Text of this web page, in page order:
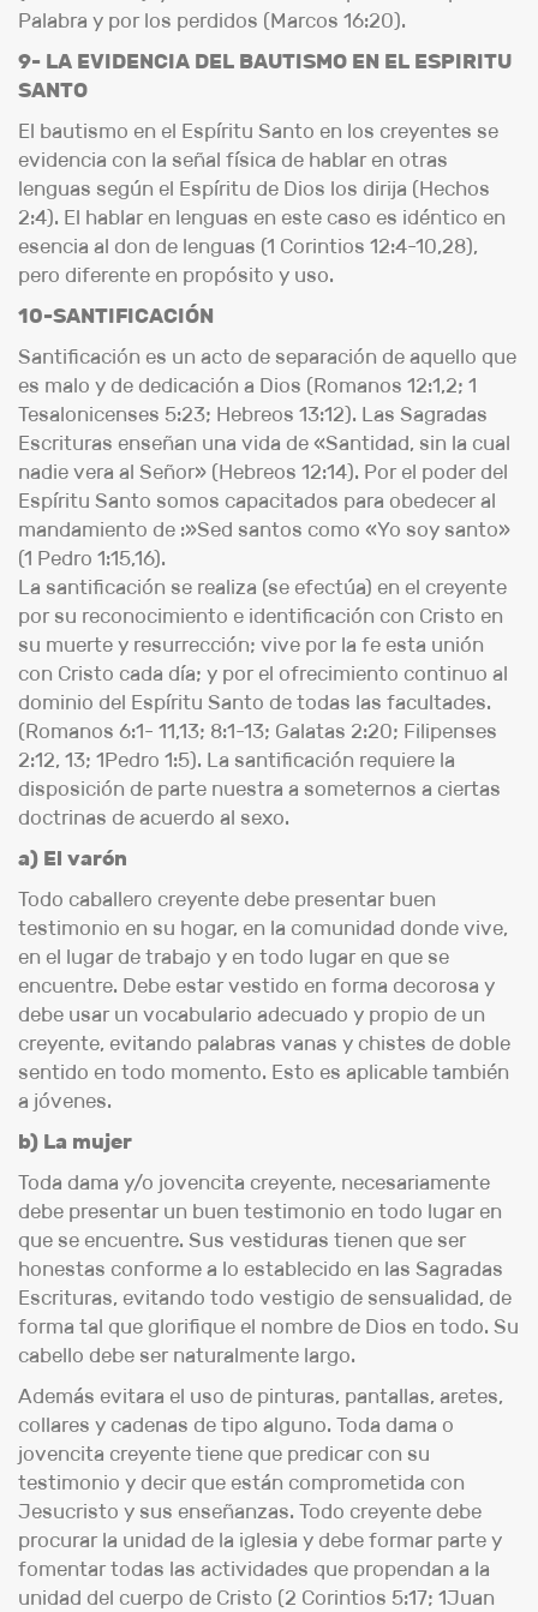
Palabra y por los perdidos (Marcos 16:20).
9- LA EVIDENCIA DEL BAUTISMO EN EL ESPIRITU
SANTO
El bautismo en el Espíritu Santo en los creyentes se
evidencia con la señal física de hablar en otras
lenguas según el Espíritu de Dios los dirija (Hechos
2:4). El hablar en lenguas en este caso es idéntico en
esencia al don de lenguas (1 Corintios 12:4-10,28),
pero diferente en propósito y uso.
10-SANTIFICACIÓN
Santificación es un acto de separación de aquello que
es malo y de dedicación a Dios (Romanos 12:1,2; 1
Tesalonicenses 5:23; Hebreos 13:12). Las Sagradas
Escrituras enseñan una vida de «Santidad, sin la cual
nadie vera al Señor» (Hebreos 12:14). Por el poder del
Espíritu Santo somos capacitados para obedecer al
mandamiento de :»Sed santos como «Yo soy santo»
(1 Pedro 1:15,16).
La santificación se realiza (se efectúa) en el creyente
por su reconocimiento e identificación con Cristo en
su muerte y resurrección; vive por la fe esta unión
con Cristo cada día; y por el ofrecimiento continuo al
dominio del Espíritu Santo de todas las facultades.
(Romanos 6:1- 11,13; 8:1-13; Galatas 2:20; Filipenses
2:12, 13; 1Pedro 1:5). La santificación requiere la
disposición de parte nuestra a someternos a ciertas
doctrinas de acuerdo al sexo.
a) El varón
Todo caballero creyente debe presentar buen
testimonio en su hogar, en la comunidad donde vive,
en el lugar de trabajo y en todo lugar en que se
encuentre. Debe estar vestido en forma decorosa y
debe usar un vocabulario adecuado y propio de un
creyente, evitando palabras vanas y chistes de doble
sentido en todo momento. Esto es aplicable también
a jóvenes.
b) La mujer
Toda dama y/o jovencita creyente, necesariamente
debe presentar un buen testimonio en todo lugar en
que se encuentre. Sus vestiduras tienen que ser
honestas conforme a lo establecido en las Sagradas
Escrituras, evitando todo vestigio de sensualidad, de
forma tal que glorifique el nombre de Dios en todo. Su
cabello debe ser naturalmente largo.
Además evitara el uso de pinturas, pantallas, aretes,
collares y cadenas de tipo alguno. Toda dama o
jovencita creyente tiene que predicar con su
testimonio y decir que están comprometida con
Jesucristo y sus enseñanzas. Todo creyente debe
procurar la unidad de la iglesia y debe formar parte y
fomentar todas las actividades que propendan a la
unidad del cuerpo de Cristo (2 Corintios 5:17; 1Juan